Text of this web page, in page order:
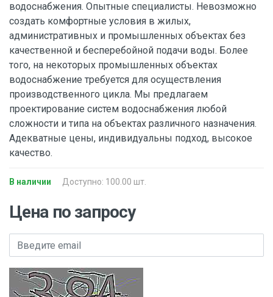
водоснабжения. Опытные специалисты. Невозможно
создать комфортные условия в жилых,
административных и промышленных объектах без
качественной и бесперебойной подачи воды. Более
того, на некоторых промышленных объектах
водоснабжение требуется для осуществления
производственного цикла. Мы предлагаем
проектирование систем водоснабжения любой
сложности и типа на объектах различного назначения.
Адекватные цены, индивидуальны подход, высокое
качество.
В наличии Доступно: 100.00 шт.
Цена по запросу